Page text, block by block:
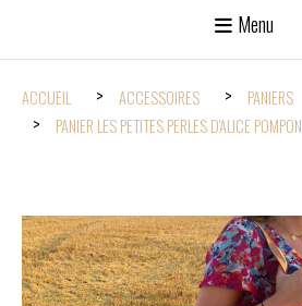
Menu
ACCUEIL ACCESSOIRES
PANIERS
PANIER LES PETITES PERLES D'ALICE POMPON